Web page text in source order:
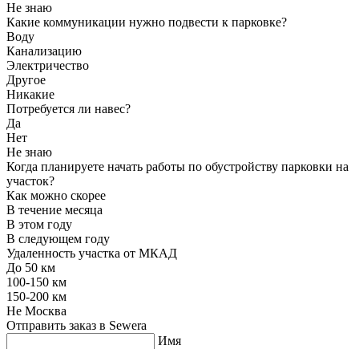
Не знаю
Какие коммуникации нужно подвести к парковке?
Воду
Канализацию
Электричество
Другое
Никакие
Потребуется ли навес?
Да
Нет
Не знаю
Когда планируете начать работы по обустройству парковки на
участок?
Как можно скорее
В течение месяца
В этом году
В следующем году
Удаленность участка от МКАД
До 50 км
100-150 км
150-200 км
Не Москва
Отправить заказ в Sewera
Имя